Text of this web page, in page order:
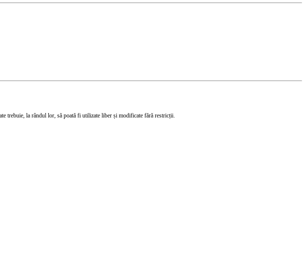
trebuie, la rândul lor, să poată fi utilizate liber și modificate fără restricții.